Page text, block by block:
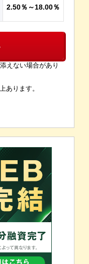
2.50％～18.00％
えない場合があり
あります。